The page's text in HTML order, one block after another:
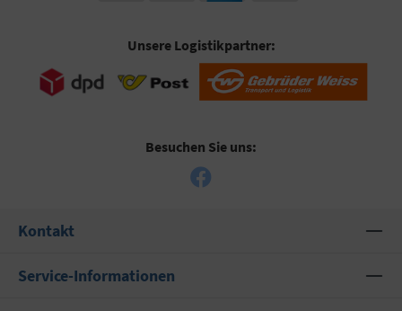
Unsere Logistikpartner:
Besuchen Sie uns:
Kontakt
Service-Informationen